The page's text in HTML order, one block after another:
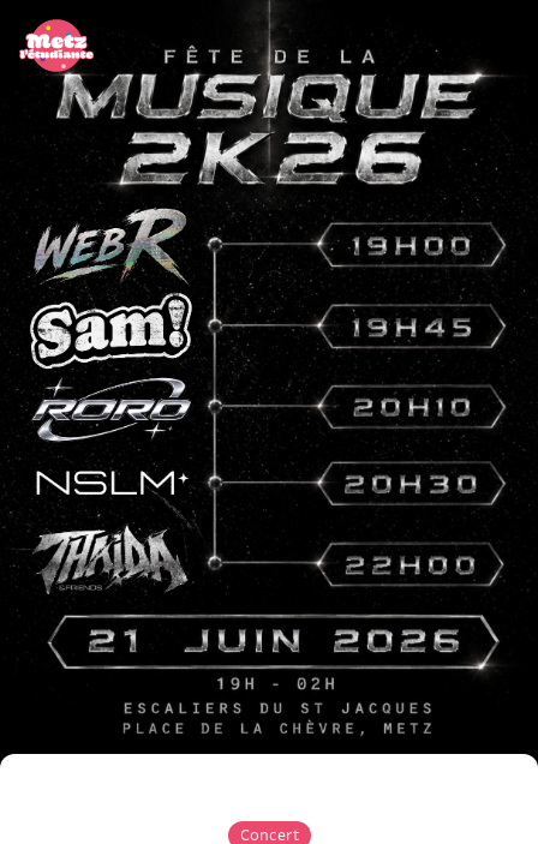
Panneau de gestion des cookies
Concert